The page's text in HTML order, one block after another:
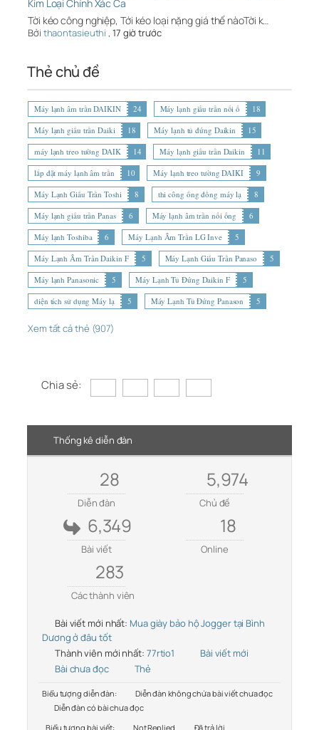
Kim Loại Chính Xác Ca
Tời kéo công nghiệp, Tới kéo loại nặng giá thế nàoTời k…
Bởi thaontasieuthi , 17 giờ trước
Thẻ chủ đề
Máy lạnh âm trần DAIKIN 24 Máy lạnh giấu trần nối ố
18
Máy lạnh giấu trần Daiki
18 Máy lạnh tủ đứng Daikin
15
máy lạnh treo tường DAIK
14 Máy lạnh giấu trần Daikin
11
lắp đặt máy lạnh âm trần
10 Máy lạnh treo tường DAIKI
9
Máy Lạnh Giấu Trần Toshi
8 thi công ống đồng máy lạ
8
Máy lạnh giấu trần Panas
6 Máy lạnh âm trần nối ống
6
Máy lạnh Toshiba
6 Máy Lạnh Âm Trần LG Inve
5
Máy Lạnh Âm Trần Daikin F
5 Máy Lạnh Giấu Trần Panaso
5
Máy lạnh Panasonic
5 Máy Lạnh Tủ Đứng Daikin F
5
diện tích sử dụng Máy lạ
5 Máy Lạnh Tủ Đứng Panason 5
Xem tất cả thẻ (907)
Chia sẻ:
Thống kê diễn đàn
28
Diễn đàn
5,974
Chủ đề
6,349
Bài viết
18
Online
283
Các thành viên
Bài viết mới nhất: Mua giày bảo hộ Jogger tại Bình
Dương ở đâu tốt
Thành viên mới nhất: 77rtio1
Bài viết mới
Bài chưa đọc
Thẻ
Biểu tượng diễn đàn:
Diễn đàn không chứa bài viết chưa đọc
Diễn đàn có bài chưa đọc
Biểu tượng bài viết:
Not Replied Đã trả lời